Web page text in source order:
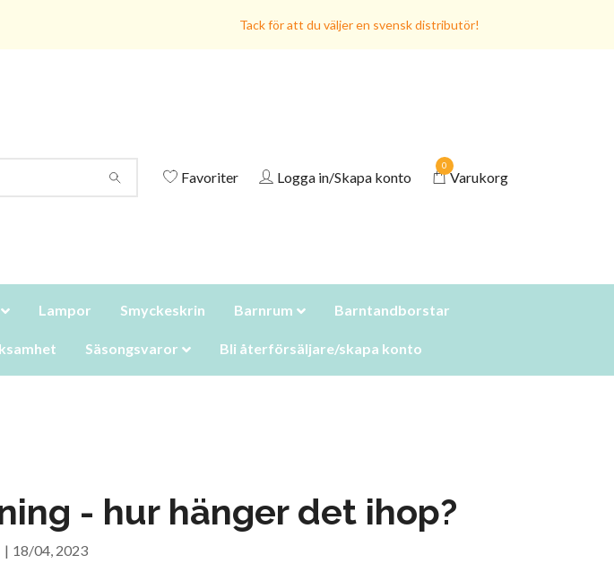
Tack för att du väljer en svensk distributör!
Favoriter Logga in/Skapa konto
0
Varukorg
Lampor Smyckeskrin Barnrum Barntandborstar
Säsongsvaror Bli återförsäljare/skapa konto
- hur hänger det ihop?
| 18/04, 2023